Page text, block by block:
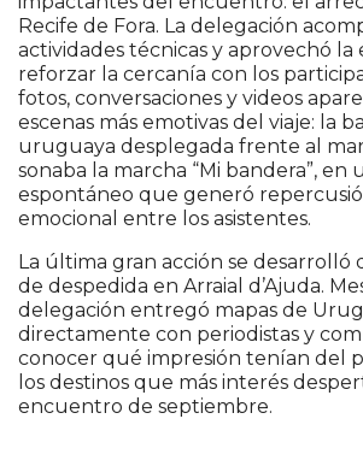
Recife de Fora. La delegación
actividades técnicas y aprovechó la
reforzar la cercanía con los
fotos, conversaciones y videos
escenas más emotivas del viaje: la
uruguaya desplegada frente al
sonaba la marcha “Mi bandera”,
espontáneo que generó
emocional entre los asistentes.
La última gran acción se desarrolló
de despedida en Arraial d’Ajuda.
delegación entregó mapas de
directamente con periodistas y
conocer qué impresión tenían del
los destinos que más interés
encuentro de septiembre.